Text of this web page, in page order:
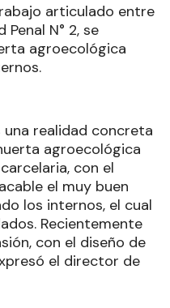
articulado entre
N° 2, se
agroecológica
una realidad concreta
agroecológica
con el
el muy buen
los internos, el cual
Recientemente
con el diseño de
el director de